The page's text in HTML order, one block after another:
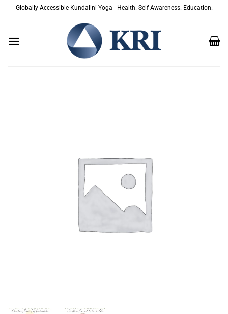
SaltarGlobally Accessible Kundalini Yoga | Health. Self Awareness. Education.